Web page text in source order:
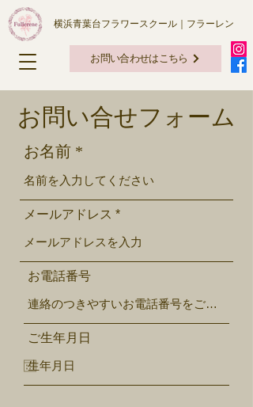
横浜青葉台フラワースクール｜フラーレン
お問い合わせはこちら
お問い合せフォーム
お名前
メールアドレス
お電話番号
ご生年月日